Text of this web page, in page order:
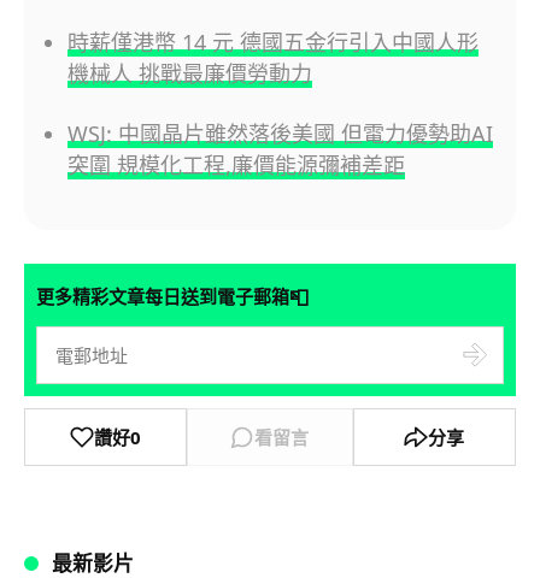
時薪僅港幣 14 元 德國五金行引入中國人形
機械人 挑戰最廉價勞動力
WSJ: 中國晶片雖然落後美國 但電力優勢助AI
突圍 規模化工程,廉價能源彌補差距
更多精彩文章每日送到電子郵箱📮
讚好0 看留言 分享
最新影片